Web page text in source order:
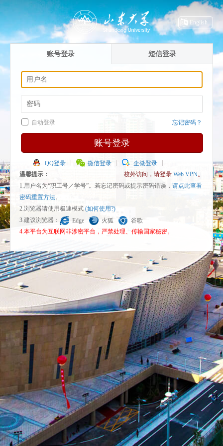
English
账号登录 短信登录
自动登录 忘记密码？
账号登录
QQ登录 微信登录
企微登录
温馨提示：
校外访问，请登录 Web VPN。
1.用户名为“职工号／学号”。若忘记密码或提示密码错误， 请点此查看
密码重置方法。
2.浏览器请使用极速模式 (如何使用?)
3.建议浏览器：
Edge 火狐
谷歌
4.本平台为互联网非涉密平台，严禁处理、传输国家秘密。